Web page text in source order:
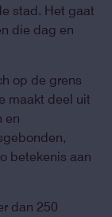
stad. Het gaat
die dag en
op de grens
maakt deel uit
en
betekenis aan
dan 250